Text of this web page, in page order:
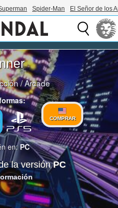
Spider-Man El Señor de los
/Arcade
COMPRAR
en:PC
la versiónPC